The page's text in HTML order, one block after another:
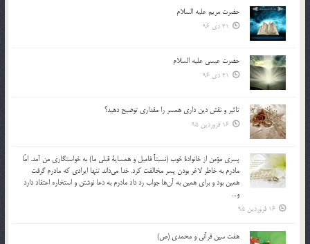
حضرت مریم علیه السلام
21 دی 96
حضرت عیسی علیه السلام
21 دی 96
تاثير و نقش دين داري همسر را مقداري توضيح دهيد؟
16 فروردین 95
پسري مؤمن از خانوادة خوب (نسبتاً فاميل و همساية قبلي ما) به خواستگاري من آمد. امّا
مادرم به خاطر لاغر بودن پسر مخالفت كرد. خدا مي‌داند تنها ايرادي كه مادرم گرفت
همين بود و براي همين به آن‌ها جواب رد داد مادرم به دعا نوشتن و استخاره اعتقاد دارد
و…
16 فروردین 95
هفت سین قرآنی و محمدی (ص)